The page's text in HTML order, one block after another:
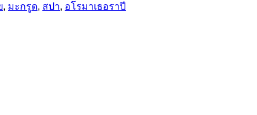
, มะกรูด, สปา, อโรมาเธอราปี